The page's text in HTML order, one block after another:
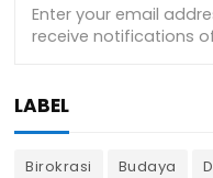
LABEL
Birokrasi Budaya